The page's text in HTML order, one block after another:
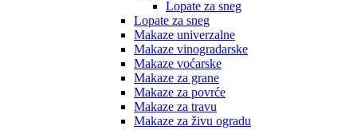
Lopate za sneg
Lopate za sneg
Makaze univerzalne
Makaze vinogradarske
Makaze voćarske
Makaze za grane
Makaze za povrće
Makaze za travu
Makaze za živu ogradu